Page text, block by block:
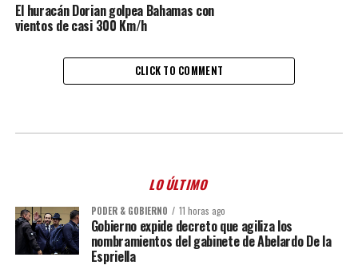
El huracán Dorian golpea Bahamas con
vientos de casi 300 Km/h
CLICK TO COMMENT
LO ÚLTIMO
PODER & GOBIERNO 11 horas ago
Gobierno expide decreto que agiliza los
nombramientos del gabinete de Abelardo De la
Espriella